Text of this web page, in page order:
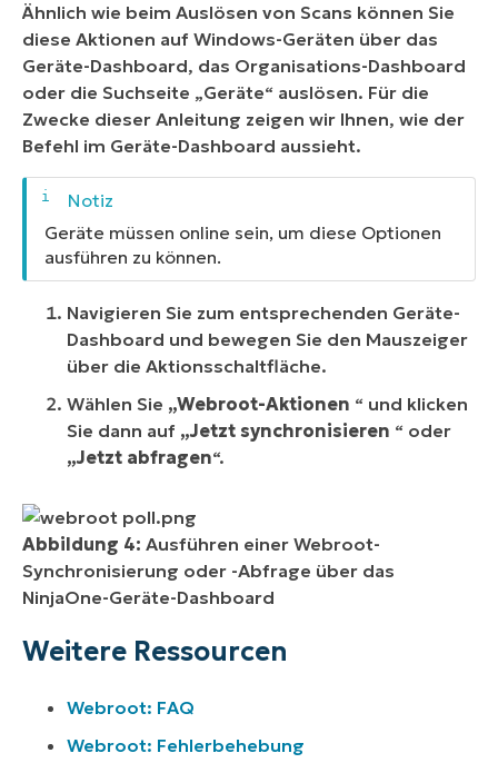
Ähnlich wie beim Auslösen von Scans können Sie
diese Aktionen auf Windows-Geräten über das
Geräte-Dashboard, das Organisations-Dashboard
oder die Suchseite „Geräte“ auslösen. Für die
Zwecke dieser Anleitung zeigen wir Ihnen, wie der
Befehl im Geräte-Dashboard aussieht.
Geräte müssen online sein, um diese Optionen
ausführen zu können.
Navigieren Sie zum entsprechenden Geräte-
Dashboard und bewegen Sie den Mauszeiger
über die Aktionsschaltfläche.
Wählen Sie „Webroot-Aktionen “ und klicken
Sie dann auf „Jetzt synchronisieren “ oder
„Jetzt abfragen“.
Abbildung 4: Ausführen einer Webroot-
Synchronisierung oder -Abfrage über das
NinjaOne-Geräte-Dashboard
Weitere Ressourcen
Webroot: FAQ
Webroot: Fehlerbehebung